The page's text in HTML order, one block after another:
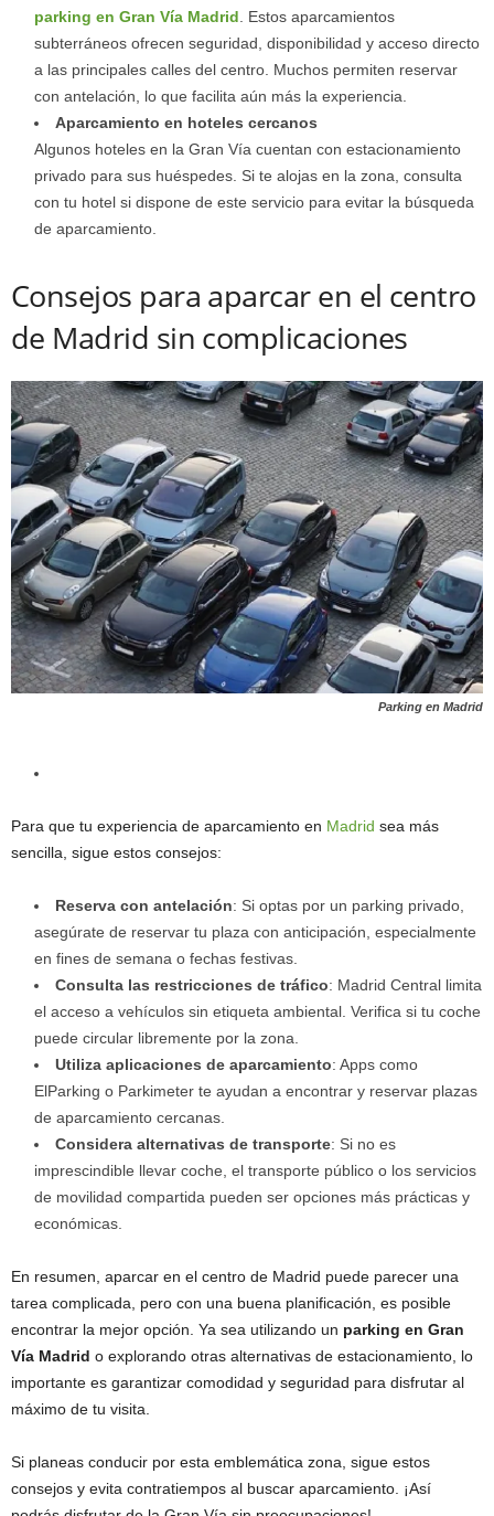
parking en Gran Vía Madrid . Estos aparcamientos
subterráneos ofrecen seguridad, disponibilidad y acceso directo
a las principales calles del centro. Muchos permiten reservar
con antelación, lo que facilita aún más la experiencia.
Aparcamiento en hoteles cercanos
Algunos hoteles en la Gran Vía cuentan con estacionamiento
privado para sus huéspedes. Si te alojas en la zona, consulta
con tu hotel si dispone de este servicio para evitar la búsqueda
de aparcamiento.
Consejos para aparcar en el centro
de Madrid sin complicaciones
Parking en Madrid
Para que tu experiencia de aparcamiento en Madrid sea más
sencilla, sigue estos consejos:
Reserva con antelación: Si optas por un parking privado,
asegúrate de reservar tu plaza con anticipación, especialmente
en fines de semana o fechas festivas.
Consulta las restricciones de tráfico: Madrid Central limita
el acceso a vehículos sin etiqueta ambiental. Verifica si tu coche
puede circular libremente por la zona.
Utiliza aplicaciones de aparcamiento: Apps como
ElParking o Parkimeter te ayudan a encontrar y reservar plazas
de aparcamiento cercanas.
Considera alternativas de transporte: Si no es
imprescindible llevar coche, el transporte público o los servicios
de movilidad compartida pueden ser opciones más prácticas y
económicas.
En resumen, aparcar en el centro de Madrid puede parecer una
tarea complicada, pero con una buena planificación, es posible
encontrar la mejor opción. Ya sea utilizando un parking en Gran
Vía Madrid o explorando otras alternativas de estacionamiento, lo
importante es garantizar comodidad y seguridad para disfrutar al
máximo de tu visita.
Si planeas conducir por esta emblemática zona, sigue estos
consejos y evita contratiempos al buscar aparcamiento. ¡Así